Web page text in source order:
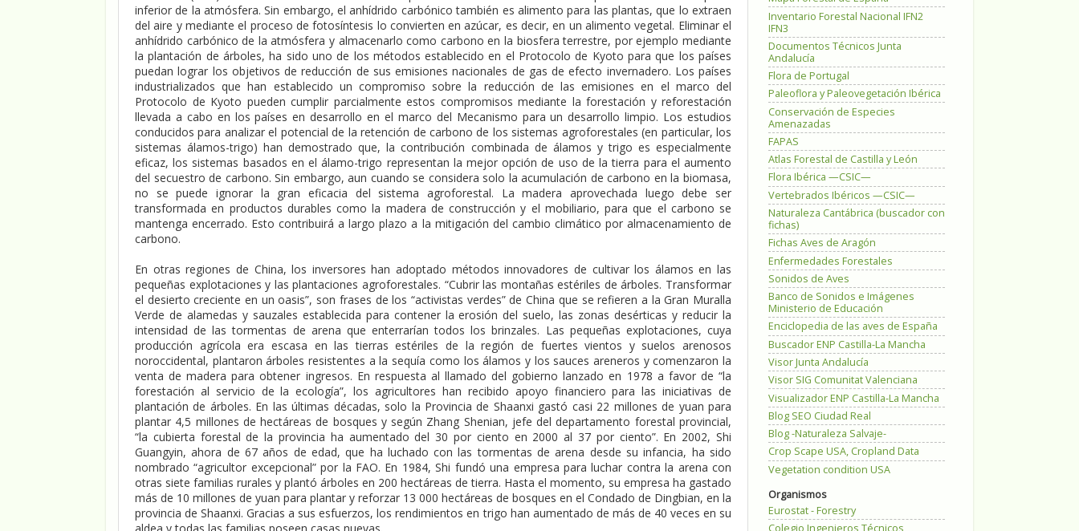
inferior de la atmósfera. Sin embargo, el anhídrido carbónico también es alimento para las plantas, que lo extraen
del aire y mediante el proceso de fotosíntesis lo convierten en azúcar, es decir, en un alimento vegetal. Eliminar el
anhídrido carbónico de la atmósfera y almacenarlo como carbono en la biosfera terrestre, por ejemplo mediante
la plantación de árboles, ha sido uno de los métodos establecido en el Protocolo de Kyoto para que los países
puedan lograr los objetivos de reducción de sus emisiones nacionales de gas de efecto invernadero. Los países
industrializados que han establecido un compromiso sobre la reducción de las emisiones en el marco del
Protocolo de Kyoto pueden cumplir parcialmente estos compromisos mediante la forestación y reforestación
llevada a cabo en los países en desarrollo en el marco del Mecanismo para un desarrollo limpio. Los estudios
conducidos para analizar el potencial de la retención de carbono de los sistemas agroforestales (en particular, los
sistemas álamos-trigo) han demostrado que, la contribución combinada de álamos y trigo es especialmente
eficaz, los sistemas basados en el álamo-trigo representan la mejor opción de uso de la tierra para el aumento
del secuestro de carbono. Sin embargo, aun cuando se considera solo la acumulación de carbono en la biomasa,
no se puede ignorar la gran eficacia del sistema agroforestal. La madera aprovechada luego debe ser
transformada en productos durables como la madera de construcción y el mobiliario, para que el carbono se
mantenga encerrado. Esto contribuirá a largo plazo a la mitigación del cambio climático por almacenamiento de
carbono.
En otras regiones de China, los inversores han adoptado métodos innovadores de cultivar los álamos en las
pequeñas explotaciones y las plantaciones agroforestales. “Cubrir las montañas estériles de árboles. Transformar
el desierto creciente en un oasis”, son frases de los “activistas verdes” de China que se refieren a la Gran Muralla
Verde de alamedas y sauzales establecida para contener la erosión del suelo, las zonas desérticas y reducir la
intensidad de las tormentas de arena que enterrarían todos los brinzales. Las pequeñas explotaciones, cuya
producción agrícola era escasa en las tierras estériles de la región de fuertes vientos y suelos arenosos
noroccidental, plantaron árboles resistentes a la sequía como los álamos y los sauces areneros y comenzaron la
venta de madera para obtener ingresos. En respuesta al llamado del gobierno lanzado en 1978 a favor de “la
forestación al servicio de la ecología”, los agricultores han recibido apoyo financiero para las iniciativas de
plantación de árboles. En las últimas décadas, solo la Provincia de Shaanxi gastó casi 22 millones de yuan para
plantar 4,5 millones de hectáreas de bosques y según Zhang Shenian, jefe del departamento forestal provincial,
“la cubierta forestal de la provincia ha aumentado del 30 por ciento en 2000 al 37 por ciento”. En 2002, Shi
Guangyin, ahora de 67 años de edad, que ha luchado con las tormentas de arena desde su infancia, ha sido
nombrado “agricultor excepcional” por la FAO. En 1984, Shi fundó una empresa para luchar contra la arena con
otras siete familias rurales y plantó árboles en 200 hectáreas de tierra. Hasta el momento, su empresa ha gastado
más de 10 millones de yuan para plantar y reforzar 13 000 hectáreas de bosques en el Condado de Dingbian, en la
provincia de Shaanxi. Gracias a sus esfuerzos, los rendimientos en trigo han aumentado de más de 40 veces en su
Inventario Forestal Nacional IFN2
IFN3
Documentos Técnicos Junta
Andalucía
Flora de Portugal
Paleoflora y Paleovegetación Ibérica
Conservación de Especies
Amenazadas
FAPAS
Atlas Forestal de Castilla y León
Flora Ibérica —CSIC—
Vertebrados Ibéricos —CSIC—
Naturaleza Cantábrica (buscador con
fichas)
Fichas Aves de Aragón
Enfermedades Forestales
Sonidos de Aves
Banco de Sonidos e Imágenes
Ministerio de Educación
Enciclopedia de las aves de España
Buscador ENP Castilla-La Mancha
Visor Junta Andalucía
Visor SIG Comunitat Valenciana
Visualizador ENP Castilla-La Mancha
Blog SEO Ciudad Real
Blog -Naturaleza Salvaje-
Crop Scape USA, Cropland Data
Vegetation condition USA
Organismos
Eurostat - Forestry
Colegio Ingenieros Técnicos